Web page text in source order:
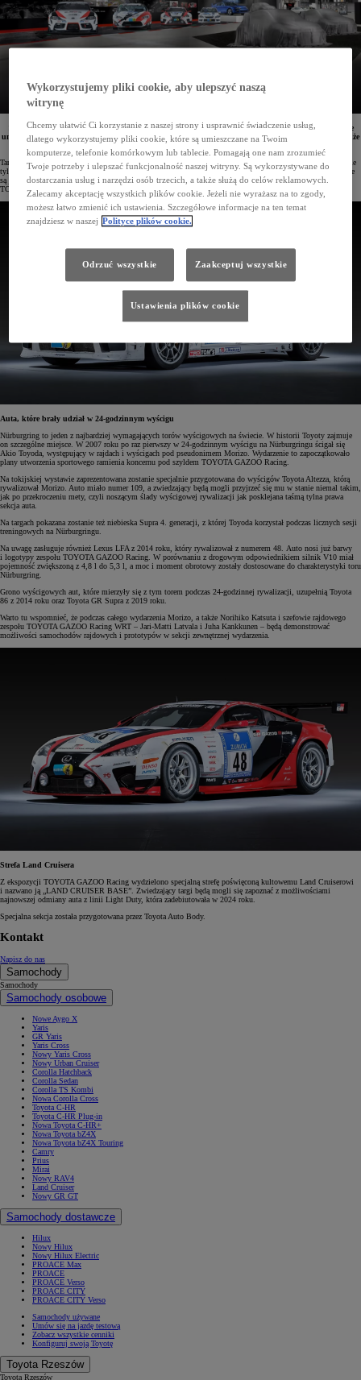
10 stycznia rozpocznie się Tokio Auto Salon 2025. Podczas tegorocznych targów Toyota zaprezentuje
unikalną ekspozycję samochodów wyścigowych związanych z legendarnym torem Nürburgring, a także
specjalną sekcję poświęconą Land Cruiserowi.
Targi w Tokio to jedna z najważniejszych imprez motoryzacyjnych w tej części świata. Marki prezentują tu nie
tylko swoje najnowsze samochody, ale także rzadkie eksponaty ze swoich muzeów, kultowe modele, które nie
są już codziennym widokiem na drogach, a także ekscytujące samochody wyścigowe. Tegoroczna ekspozycja
TOYOTA GAZOO Racing będzie poświęcona autom koncernu związanym z torem Nürburgring.
Auta, które brały udział w 24-godzinnym wyścigu
Nürburgring to jeden z najbardziej wymagających torów wyścigowych na świecie. W historii Toyoty zajmuje
on szczególne miejsce. W 2007 roku po raz pierwszy w 24-godzinnym wyścigu na Nürburgringu ścigał się
Akio Toyoda, występujący w rajdach i wyścigach pod pseudonimem Morizo. Wydarzenie to zapoczątkowało
plany utworzenia sportowego ramienia koncernu pod szyldem TOYOTA GAZOO Racing.
Na tokijskiej wystawie zaprezentowana zostanie specjalnie przygotowana do wyścigów Toyota Altezza, którą
rywalizował Morizo. Auto miało numer 109, a zwiedzający będą mogli przyjrzeć się mu w stanie niemal takim,
jak po przekroczeniu mety, czyli noszącym ślady wyścigowej rywalizacji jak posklejana taśmą tylna prawa
sekcja auta.
Na targach pokazana zostanie też niebieska Supra 4. generacji, z której Toyoda korzystał podczas licznych sesji
treningowych na Nürburgringu.
Na uwagę zasługuje również Lexus LFA z 2014 roku, który rywalizował z numerem 48. Auto nosi już barwy
i logotypy zespołu TOYOTA GAZOO Racing. W porównaniu z drogowym odpowiednikiem silnik V10 miał
pojemność zwiększoną z 4,8 l do 5,3 l, a moc i moment obrotowy zostały dostosowane do charakterystyki toru
Nürburgring.
Grono wyścigowych aut, które mierzyły się z tym torem podczas 24-godzinnej rywalizacji, uzupełnią Toyota
86 z 2014 roku oraz Toyota GR Supra z 2019 roku.
Warto tu wspomnieć, że podczas całego wydarzenia Morizo, a także Norihiko Katsuta i szefowie rajdowego
zespołu TOYOTA GAZOO Racing WRT – Jari-Matti Latvala i Juha Kankkunen – będą demonstrować
możliwości samochodów rajdowych i prototypów w sekcji zewnętrznej wydarzenia.
Strefa Land Cruisera
Z ekspozycji TOYOTA GAZOO Racing wydzielono specjalną strefę poświęconą kultowemu Land Cruiserowi
i nazwano ją „LAND CRUISER BASE”. Zwiedzający targi będą mogli się zapoznać z możliwościami
najnowszej odmiany auta z linii Light Duty, która zadebiutowała w 2024 roku.
Specjalna sekcja została przygotowana przez Toyota Auto Body.
Kontakt
Napisz do nas
Samochody
Samochody
Samochody osobowe
Nowe Aygo X
Yaris
GR Yaris
Yaris Cross
Nowy Yaris Cross
Nowy Urban Cruiser
Corolla Hatchback
Corolla Sedan
Corolla TS Kombi
Nowa Corolla Cross
Toyota C-HR
Toyota C-HR Plug-in
Nowa Toyota C-HR+
Nowa Toyota bZ4X
Nowa Toyota bZ4X Touring
Camry
Prius
Mirai
Nowy RAV4
Land Cruiser
Nowy GR GT
Samochody dostawcze
Hilux
Nowy Hilux
Nowy Hilux Electric
PROACE Max
PROACE
PROACE Verso
PROACE CITY
PROACE CITY Verso
Samochody używane
Umów się na jazdę testową
Zobacz wszystkie cenniki
Konfiguruj swoją Toyotę
Toyota Rzeszów
Toyota Rzeszów
Wykorzystujemy pliki cookie, aby ulepszyć naszą
witrynę
Chcemy ułatwić Ci korzystanie z naszej strony i usprawnić świadczenie usług,
dlatego wykorzystujemy pliki cookie, które są umieszczane na Twoim
komputerze, telefonie komórkowym lub tablecie. Pomagają one nam zrozumieć
Twoje potrzeby i ulepszać funkcjonalność naszej witryny. Są wykorzystywane do
dostarczania usług i narzędzi osób trzecich, a także służą do celów reklamowych.
Zalecamy akceptację wszystkich plików cookie. Jeżeli nie wyrażasz na to zgody,
możesz łatwo zmienić ich ustawienia. Szczegółowe informacje na ten temat
znajdziesz w naszej Polityce plików cookie.
Odrzuć wszystkie Zaakceptuj wszystkie
Ustawienia plików cookie